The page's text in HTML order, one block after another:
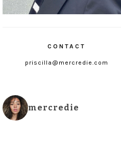
CONTACT
priscilla@mercredie.com
mercredie